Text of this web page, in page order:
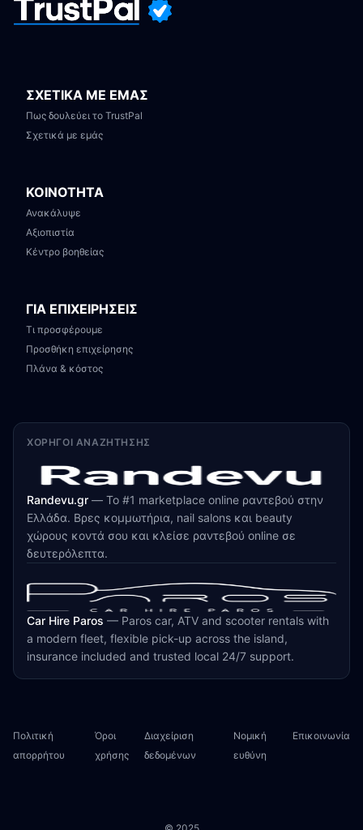
ΣΧΕΤΙΚΑ ΜΕ ΕΜΑΣ
Πως δουλεύει το TrustPal
Σχετικά με εμάς
ΚΟΙΝΟΤΗΤΑ
Ανακάλυψε
Αξιοπιστία
Κέντρο βοηθείας
ΓΙΑ ΕΠΙΧΕΙΡΗΣΕΙΣ
Τι προσφέρουμε
Προσθήκη επιχείρησης
Πλάνα & κόστος
ΧΟΡΗΓΟΊ ΑΝΑΖΉΤΗΣΗΣ
Randevu.gr — Το #1 marketplace online ραντεβού στην
Ελλάδα. Βρες κομμωτήρια, nail salons και beauty
χώρους κοντά σου και κλείσε ραντεβού online σε
δευτερόλεπτα.
Car Hire Paros — Paros car, ATV and scooter rentals with
a modern fleet, flexible pick-up across the island,
insurance included and trusted local 24/7 support.
Πολιτική
απορρήτου
Όροι
χρήσης
Διαχείριση
δεδομένων
Νομική
ευθύνη
Επικοινωνία